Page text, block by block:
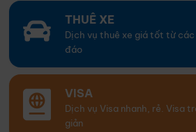
THUÊ XE
Dịch vụ thuê xe giá tốt từ các
đáo
VISA
Dịch vụ Visa nhanh, rẻ. Visa
giản